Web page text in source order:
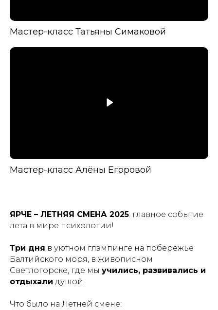
Мастер-класс Татьяны Симаковой
Мастер-класс Алёны Егоровой
ЯРЧЕ – ЛЕТНЯЯ СМЕНА 2025: главное событие
лета в мире психологии!
Три дня в уютном глэмпинге на побережье
Балтийского моря, в живописном
Светлогорске, где мы учились, развивались и
отдыхали душой.
Что было на Летней смене: